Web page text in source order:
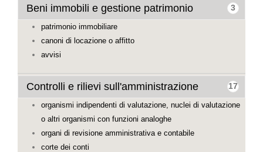
3
Beni immobili e gestione patrimonio
patrimonio immobiliare
canoni di locazione o affitto
avvisi
17
Controlli e rilievi sull'amministrazione
organismi indipendenti di valutazione, nuclei di valutazione
o altri organismi con funzioni analoghe
organi di revisione amministrativa e contabile
corte dei conti